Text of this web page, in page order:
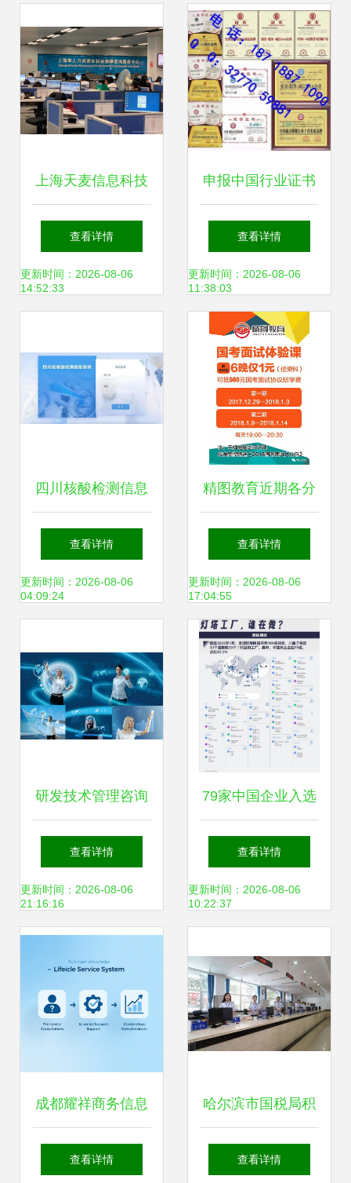
修班(第二期)作数
字孪生工厂培训
上海天麦信息科技
为您提供专业信息
咨询服务，引领数
查看详情
更新时间：2026-08-06
14:52:33
申报中国行业证书
的信息咨询服务指
南
查看详情
更新时间：2026-08-06
11:38:03
四川核酸检测信息
系统正式上线，便
捷查询在“天府健康
查看详情
更新时间：2026-08-06
04:09:24
精图教育近期各分
校课程安排与信息
服务全攻略
查看详情
更新时间：2026-08-06
17:04:55
研发技术管理咨询
服务的核心价值与
实践路径
查看详情
更新时间：2026-08-06
21:16:16
79家中国企业入选
全球灯塔工厂，家
电企业贡献最多
查看详情
更新时间：2026-08-06
10:22:37
成都耀祥商务信息
咨询发布智能财税
查看详情
哈尔滨市国税局积
极推进“放管服”改
查看详情